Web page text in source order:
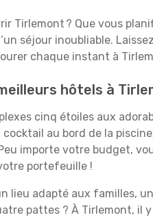
Tirlemont ? Que vous
séjour inoubliable.
chaque instant à
hôtels à
cinq étoiles aux
au bord de la
importe votre budget,
portefeuille !
lieu adapté aux familles,
pattes ? À Tirlemont, il